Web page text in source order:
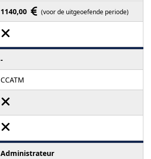
1140,00 (voor de uitgeoefende periode)
-
CCATM
Administrateur